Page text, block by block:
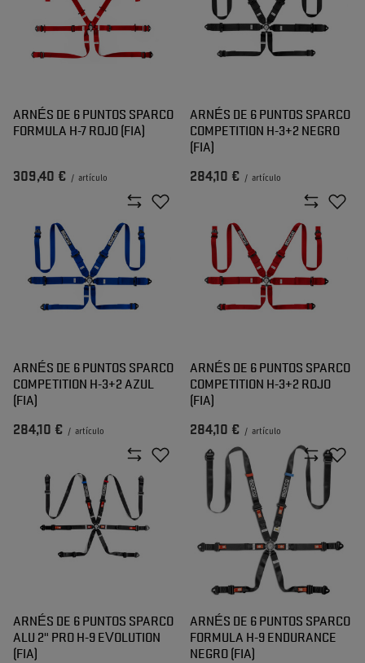
ARNÉS DE 6 PUNTOS SPARCO
FORMULA H-7 ROJO (FIA)
309,40 € / artículo
ARNÉS DE 6 PUNTOS SPARCO
COMPETITION H-3+2 NEGRO
(FIA)
284,10 € / artículo
ARNÉS DE 6 PUNTOS SPARCO
COMPETITION H-3+2 AZUL
(FIA)
284,10 € / artículo
ARNÉS DE 6 PUNTOS SPARCO
COMPETITION H-3+2 ROJO
(FIA)
284,10 € / artículo
ARNÉS DE 6 PUNTOS SPARCO
ALU 2" PRO H-9 EVOLUTION
(FIA)
ARNÉS DE 6 PUNTOS SPARCO
FORMULA H-9 ENDURANCE
NEGRO (FIA)